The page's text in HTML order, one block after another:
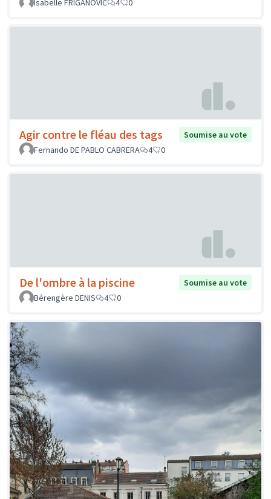
Isabelle FRIGANOVIC
4 0
Agir contre le fléau des tags
Soumise au vote
Fernando DE PABLO CABRERA
4 0
De l'ombre à la piscine
Soumise au vote
Bérengère DENIS
4 0